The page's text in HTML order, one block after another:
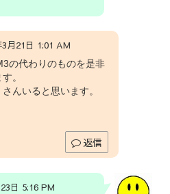
月21日 1:01 AM
の代わりのものを是非
。
んいると思います。
返信
日 5:16 PM